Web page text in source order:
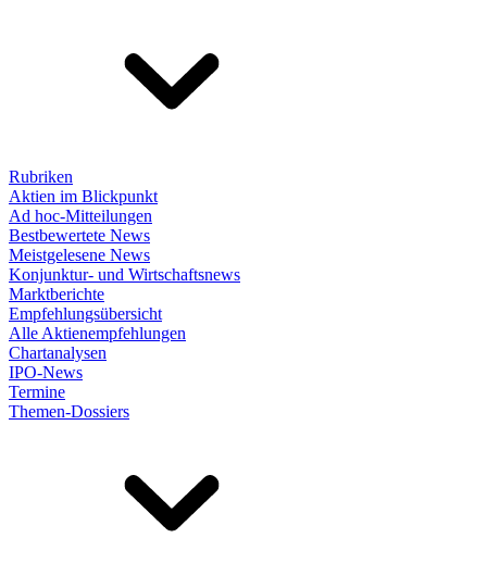
Rubriken
Aktien im Blickpunkt
Ad hoc-Mitteilungen
Bestbewertete News
Meistgelesene News
Konjunktur- und Wirtschaftsnews
Marktberichte
Empfehlungsübersicht
Alle Aktienempfehlungen
Chartanalysen
IPO-News
Termine
Themen-Dossiers